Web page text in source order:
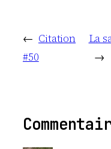
← Citation
#50
La
→